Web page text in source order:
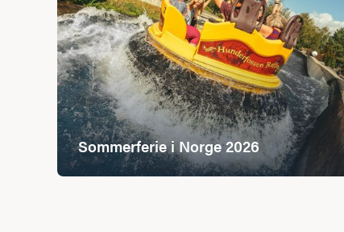
Sommerferie i Norge 2026